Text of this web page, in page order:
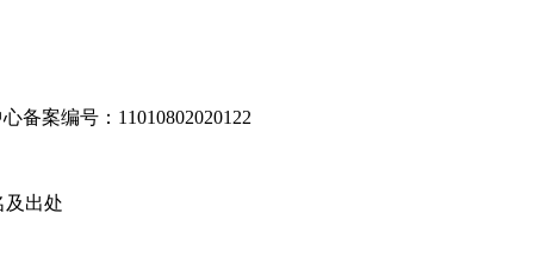
备案编号：11010802020122
及出处